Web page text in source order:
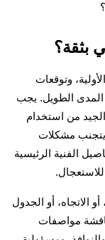
بثقة؟
وتوقعات
المدى الطويل. يجب
من استخدام
مشكلات
الفنية الرئيسية
الاتجاه، أو الجدول
مواصفات